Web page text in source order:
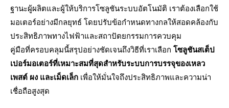
ฐานะผู้ผลิตและผู้ให้บริการโซลูชันระบบอัตโนมัติ เราต้องเลือกใช้
มอเตอร์อย่างมีกลยุทธ์ โดยปรับข้อกำหนดทางกลให้สอดคล้องกับ
ประสิทธิภาพทางไฟฟ้าและสถาปัตยกรรมการควบคุม
คู่มือที่ครอบคลุมนี้สรุปอย่างชัดเจนถึงวิธีที่เราเลือก โซลูชันสเต็ป
เปอร์มอเตอร์ที่เหมาะสมที่สุดสำหรับระบบการบรรจุของเหลว
เพสต์ ผง และเม็ดเล็ก เพื่อให้มั่นใจถึงประสิทธิภาพและความน่า
เชื่อถือสูงสุด